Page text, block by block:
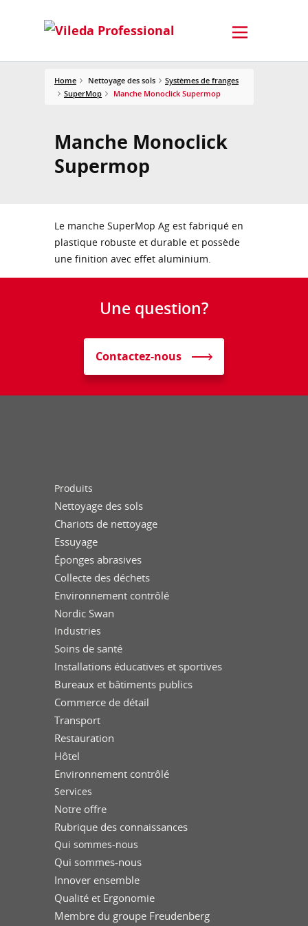
Home Nettoyage des sols
Systèmes de franges
SuperMop
Manche Monoclick Supermop
Manche Monoclick
Supermop
Le manche SuperMop Ag est fabriqué en
plastique robuste et durable et possède
une finition avec effet aluminium.
Une question?
Contactez-nous
Produits
Nettoyage des sols
Chariots de nettoyage
Essuyage
Éponges abrasives
Collecte des déchets
Environnement contrôlé
Nordic Swan
Industries
Soins de santé
Installations éducatives et sportives
Bureaux et bâtiments publics
Commerce de détail
Transport
Restauration
Hôtel
Environnement contrôlé
Services
Notre offre
Rubrique des connaissances
Qui sommes-nous
Qui sommes-nous
Innover ensemble
Qualité et Ergonomie
Membre du groupe Freudenberg